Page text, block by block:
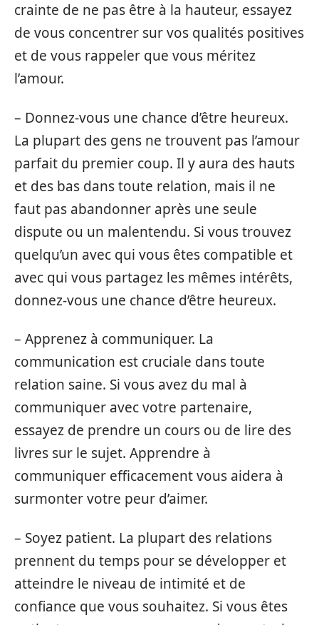
crainte de ne pas être à la hauteur, essayez
de vous concentrer sur vos qualités positives
et de vous rappeler que vous méritez
l’amour.
– Donnez-vous une chance d’être heureux.
La plupart des gens ne trouvent pas l’amour
parfait du premier coup. Il y aura des hauts
et des bas dans toute relation, mais il ne
faut pas abandonner après une seule
dispute ou un malentendu. Si vous trouvez
quelqu’un avec qui vous êtes compatible et
avec qui vous partagez les mêmes intérêts,
donnez-vous une chance d’être heureux.
– Apprenez à communiquer. La
communication est cruciale dans toute
relation saine. Si vous avez du mal à
communiquer avec votre partenaire,
essayez de prendre un cours ou de lire des
livres sur le sujet. Apprendre à
communiquer efficacement vous aidera à
surmonter votre peur d’aimer.
– Soyez patient. La plupart des relations
prennent du temps pour se développer et
atteindre le niveau de intimité et de
confiance que vous souhaitez. Si vous êtes